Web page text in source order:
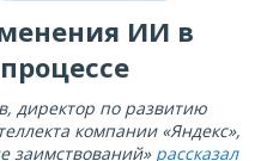
ИИ в
директор по развитию
компании «Яндекс»,
заимствований» рассказал